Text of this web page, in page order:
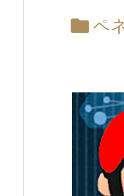
 ペ